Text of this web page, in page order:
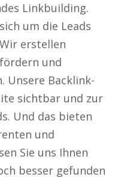
Linkbuilding.
um die Leads
erstellen
und
Unsere Backlink-
sichtbar und zur
Und das bieten
und
Sie uns Ihnen
besser gefunden